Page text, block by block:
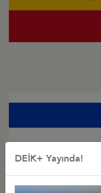
DEİK+ Yayında!